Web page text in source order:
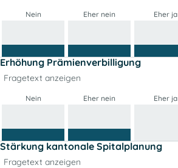
Nein Eher nein Eher ja
Erhöhung Prämienverbilligung
Fragetext anzeigen
Nein Eher nein Eher ja
Stärkung kantonale Spitalplanung
Fragetext anzeigen